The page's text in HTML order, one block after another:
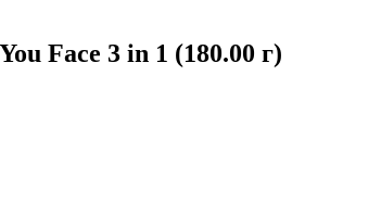
Face 3 in 1 (180.00 г)